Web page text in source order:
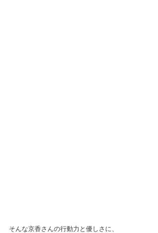
そんな京香さんの行動力と優しさに、